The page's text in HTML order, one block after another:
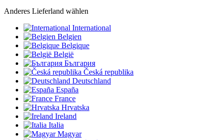
Anderes Lieferland wählen
International
Belgien
Belgique
België
България
Česká republika
Deutschland
España
France
Hrvatska
Ireland
Italia
Magyar